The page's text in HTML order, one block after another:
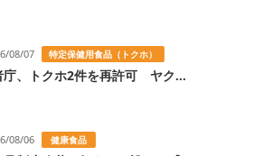
08/07 特定保健用食品（トクホ）
庁、トクホ2件を再許可 ヤク...
08/06 健康食品